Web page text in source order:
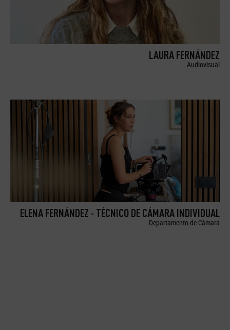
LAURA FERNÁNDEZ
Audiovisual
ELENA FERNÁNDEZ - TÉCNICO DE CÁMARA INDIVIDUAL
Departamento de Cámara